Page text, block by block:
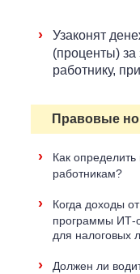
›
Узаконят
(проценты)
работнику,
Правовые
›
Как
работникам?
›
Когда доходы
программы ИТ-
для налоговых
›
Должен ли